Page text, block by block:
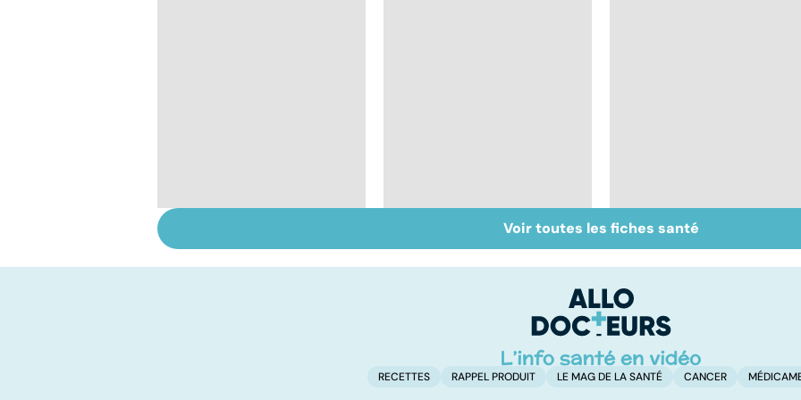
entraîne la chute des
Calvitie : pourquoi
nos cheveux nous
Le cheveu à la loupe
Voir toutes les fiches santé
RECETTES RAPPEL PRODUIT LE MAG DE LA SANTÉ CANCER